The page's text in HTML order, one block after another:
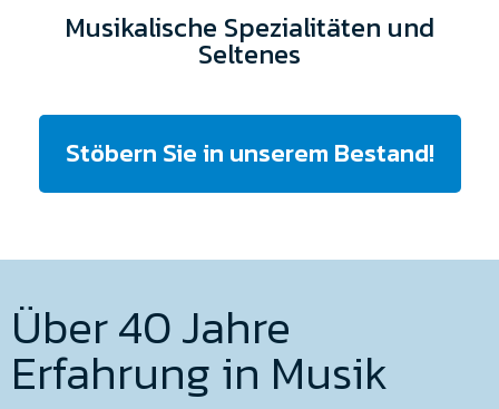
Musikalische Spezialitäten und
Seltenes
Stöbern Sie in unserem Bestand!
Über 40 Jahre
Erfahrung in Musik